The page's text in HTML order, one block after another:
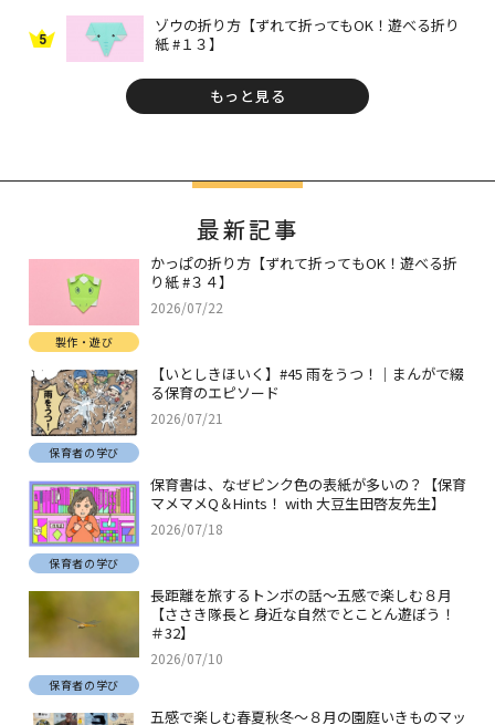
5
ゾウの折り方【ずれて折ってもOK！遊べる折り
紙 #１３】
もっと見る
最新記事
かっぱの折り方【ずれて折ってもOK！遊べる折
り紙 #３４】
2026/07/22
製作・遊び
【いとしきほいく】#45 雨をうつ！｜まんがで綴
る保育のエピソード
2026/07/21
保育者の学び
保育書は、なぜピンク色の表紙が多いの？【保育
マメマメQ＆Hints！ with 大豆生田啓友先生】
2026/07/18
保育者の学び
長距離を旅するトンボの話～五感で楽しむ８月
【ささき隊長と 身近な自然でとことん遊ぼう！
＃32】
2026/07/10
保育者の学び
五感で楽しむ春夏秋冬～８月の園庭いきものマッ